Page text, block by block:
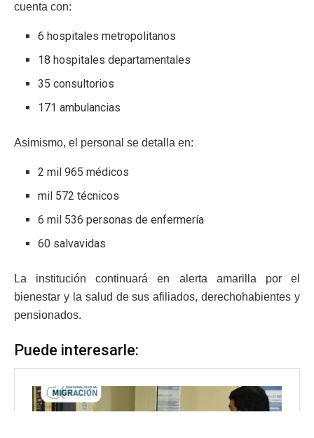
cuenta con:
6 hospitales metropolitanos
18 hospitales departamentales
35 consultorios
171 ambulancias
Asimismo, el personal se detalla en:
2 mil 965 médicos
mil 572 técnicos
6 mil 536 personas de enfermería
60 salvavidas
La institución continuará en alerta amarilla por el
bienestar y la salud de sus afiliados, derechohabientes y
pensionados.
Puede interesarle: